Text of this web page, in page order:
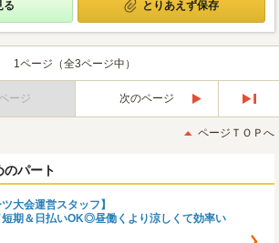
る とりあえず保存
1ページ（全3ページ中）
ージ
次のページ
後
ページＴＯＰへ
のパート
ツ大会運営スタッフ】
期＆日払いOK◎昼働くより涼しくて効率い